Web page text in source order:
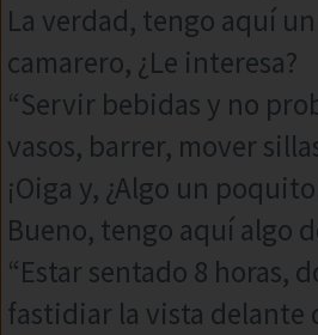
La verdad, tengo aquí
camarero, ¿Le interesa?
“Servir bebidas y no
vasos, barrer, mover
¡Oiga y, ¿Algo un
Bueno, tengo aquí algo
“Estar sentado 8 horas,
fastidiar la vista delante